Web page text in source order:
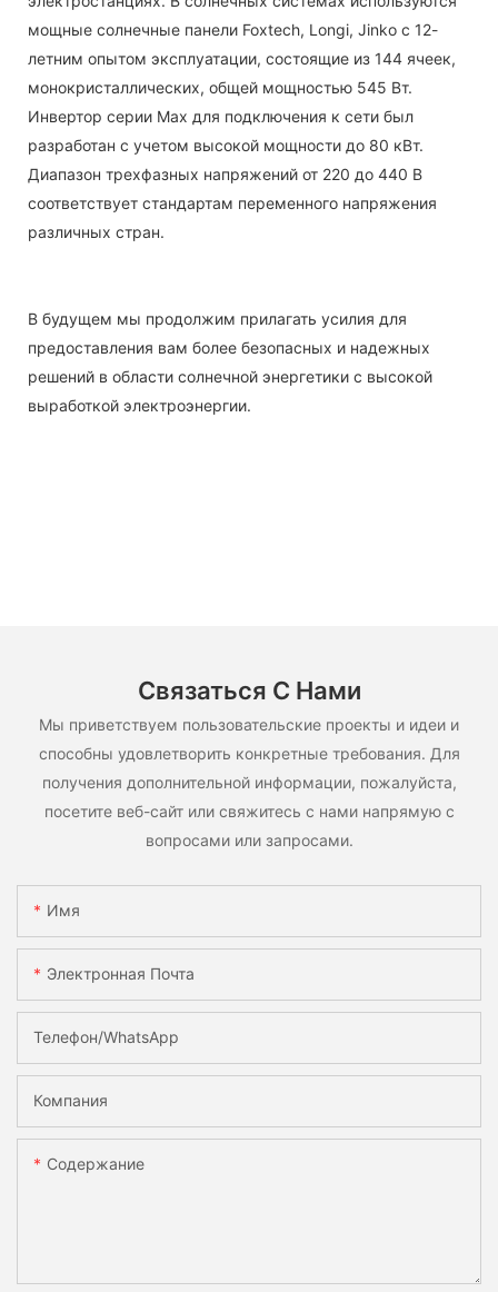
мощные солнечные панели Foxtech, Longi, Jinko с 12-
летним опытом эксплуатации, состоящие из 144 ячеек,
монокристаллических, общей мощностью 545 Вт.
Инвертор серии Max для подключения к сети был
разработан с учетом высокой мощности до 80 кВт.
Диапазон трехфазных напряжений от 220 до 440 В
соответствует стандартам переменного напряжения
различных стран.
В будущем мы продолжим прилагать усилия для
предоставления вам более безопасных и надежных
решений в области солнечной энергетики с высокой
выработкой электроэнергии.
Связаться С Нами
Мы приветствуем пользовательские проекты и идеи и
способны удовлетворить конкретные требования. Для
получения дополнительной информации, пожалуйста,
посетите веб-сайт или свяжитесь с нами напрямую с
вопросами или запросами.
Имя
Электронная Почта
Телефон/WhatsApp
Компания
Содержание